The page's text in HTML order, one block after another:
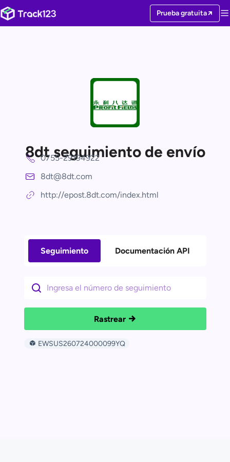
Prueba gratuita
8dt seguimiento de envío
0755-29194922
8dt@8dt.com
http://epost.8dt.com/index.html
Seguimiento Documentación API
Rastrear
EWSUS260724000099YQ